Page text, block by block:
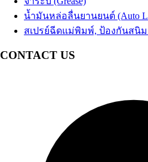
น้ำมันห้องเย็น
น้ำมันกันสนิม
น้ำมันหล่อลื่นยานยนต์ (Auto
สเปรย์ฉีดแม่พิมพ์, ป้องกันสนิม
CONTACT US